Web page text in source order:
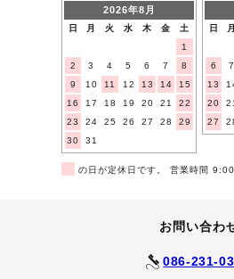
2026年8月
日 月 火 水 木 金
土
1
2
3 4 5 6 7
8
9
10 11 12 13 14
15
16
17 18 19 20 21
22
23
24 25 26 27 28
29
30
31
日 月
6
7
13
20
27
の日が定休日です。 営業時間
お問い合わ
086-231-